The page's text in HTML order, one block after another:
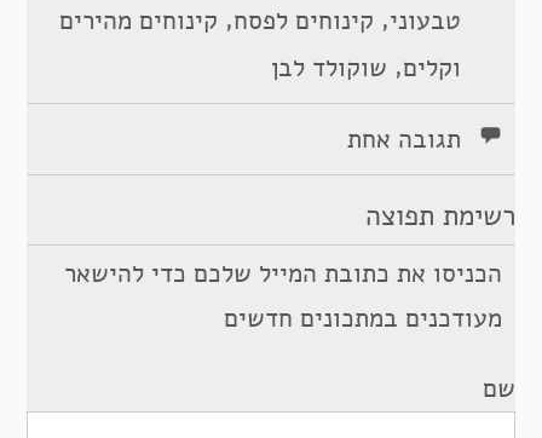
טבעוני, קינוחים לפסח, קינוחים מהירים
וקלים, שוקולד לבן
תגובה אחת
רשימת תפוצה
הכניסו את כתובת המייל שלכם כדי להישאר
מעודכנים במתכונים חדשים
שם